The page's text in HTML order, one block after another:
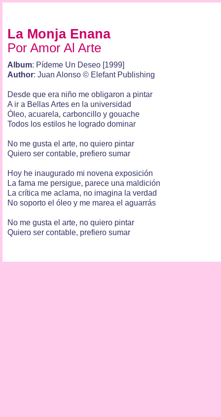
La Monja Enana
Por Amor Al Arte
Album: Pídeme Un Deseo [1999]
Author: Juan Alonso © Elefant Publishing
Desde que era niño me obligaron a pintar
A ir a Bellas Artes en la universidad
Óleo, acuarela, carboncillo y gouache
Todos los estilos he logrado dominar
No me gusta el arte, no quiero pintar
Quiero ser contable, prefiero sumar
Hoy he inaugurado mi novena exposición
La fama me persigue, parece una maldición
La crítica me aclama, no imagina la verdad
No soporto el óleo y me marea el aguarrás
No me gusta el arte, no quiero pintar
Quiero ser contable, prefiero sumar